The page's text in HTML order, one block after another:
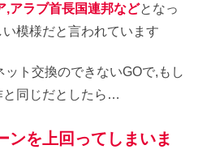
,アラブ首長国連邦などとなっ
模様だと言われています
ト交換のできないGOで,もし
と同じだとしたら…
ンを上回ってしまいま